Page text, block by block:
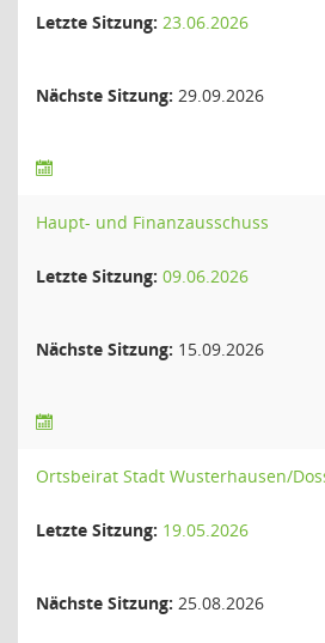
Letzte Sitzung: 23.06.2026
Nächste Sitzung: 29.09.2026
Haupt- und Finanzausschuss
Letzte Sitzung: 09.06.2026
Nächste Sitzung: 15.09.2026
Ortsbeirat Stadt Wusterhausen/
Letzte Sitzung: 19.05.2026
Nächste Sitzung: 25.08.2026